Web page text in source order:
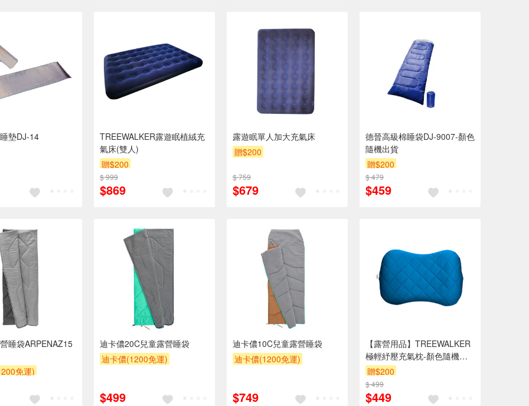
墊DJ-14
TREEWALKER露遊眠植絨充
氣床(雙人)
贈$200
$ 999
$869
露遊眠單人加大充氣床
贈$200
$ 759
$679
德晉高級棉睡袋DJ-9007-顏色
隨機出貨
贈$200
$ 479
$459
睡袋ARPENAZ15
免運)
迪卡儂20C兒童露營睡袋
迪卡儂(1200免運)
$499
迪卡儂10C兒童露營睡袋
迪卡儂(1200免運)
$749
【露營用品】TREEWALKER
極輕紓壓充氣枕-顏色隨機出
貨
贈$200
$ 499
$449